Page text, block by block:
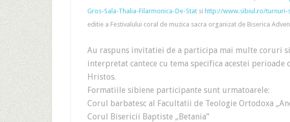
Gros-Sala-Thalia-Filarmonica-De-Stat si http://www.sibiul.ro/turnuri-
editie a Festivalului coral de muzica sacra organizat de Biserica
Au raspuns invitatiei de a participa mai multe coruri
interpretat cantece cu tema specifica acestei
Hristos.
Formatiile sibiene participante sunt urmatoarele:
Corul barbatesc al Facultatii de Teologie Ortodoxa
Corul Bisericii Baptiste „Betania”